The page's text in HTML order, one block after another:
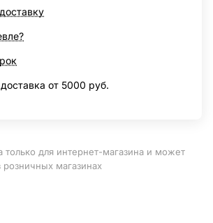
от 5000 руб.
только для интернет-магазина и может
розничных магазинах